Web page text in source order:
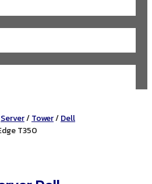
Server/Tower/Dell
T350